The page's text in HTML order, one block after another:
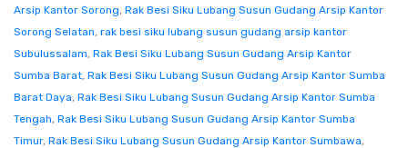
Arsip Kantor Sorong, Rak Besi Siku Lubang Susun Gudang Arsip Kantor
Sorong Selatan, rak besi siku lubang susun gudang arsip kantor
Subulussalam, Rak Besi Siku Lubang Susun Gudang Arsip Kantor
Sumba Barat, Rak Besi Siku Lubang Susun Gudang Arsip Kantor Sumba
Barat Daya, Rak Besi Siku Lubang Susun Gudang Arsip Kantor Sumba
Tengah, Rak Besi Siku Lubang Susun Gudang Arsip Kantor Sumba
Timur, Rak Besi Siku Lubang Susun Gudang Arsip Kantor Sumbawa,